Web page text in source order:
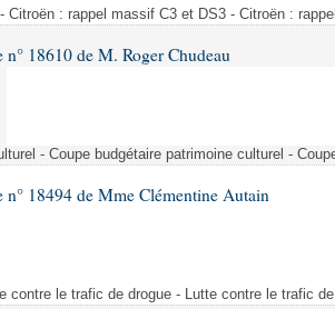
des débats
Citroën : rappel massif C3 et DS3 - Citroën :
n° 18610 de M. Roger Chudeau
- Coupe budgétaire patrimoine culturel -
n° 18494 de Mme Clémentine Autain
contre le trafic de drogue - Lutte contre le trafic